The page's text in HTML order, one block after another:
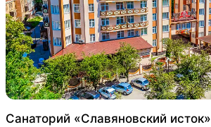
Санаторий «Славяновский исток»